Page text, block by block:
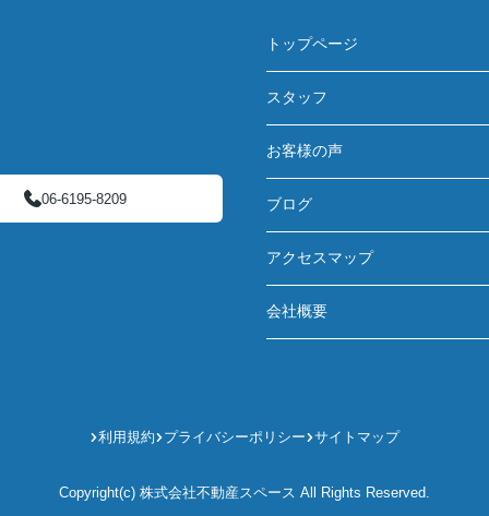
06-6195-8209
トップページ
スタッフ
お客様の声
ブログ
アクセスマップ
会社概要
利用規約 プライバシーポリシー サイトマップ
Copyright(c) 株式会社不動産スペース All Rights Reserved.